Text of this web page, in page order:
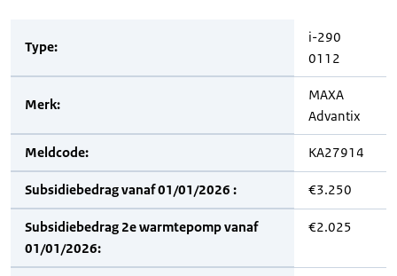
Type:
i-290
0112
Merk:
MAXA
Advantix
Meldcode: KA27914
Subsidiebedrag vanaf 01/01/2026 : €3.250
Subsidiebedrag 2e warmtepomp vanaf
01/01/2026:
€2.025